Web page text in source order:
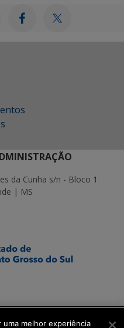
da Cunha s/n - Bloco 1
| MS
melhor experiência